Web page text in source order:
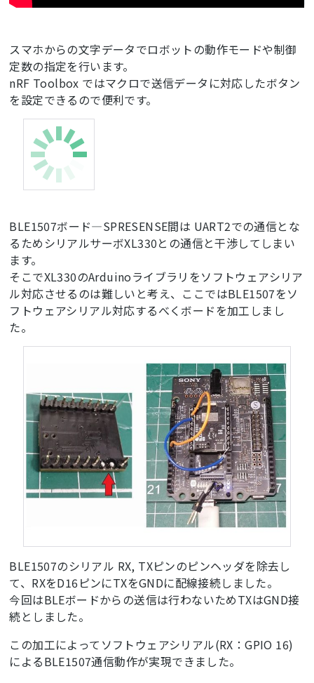
スマホからの文字データでロボットの動作モードや制御
定数の指定を行います。
nRF Toolbox ではマクロで送信データに対応したボタン
を設定できるので便利です。
BLE1507ボード―SPRESENSE間は UART2での通信とな
るためシリアルサーボXL330との通信と干渉してしまい
ます。
そこでXL330のArduinoライブラリをソフトウェアシリア
ル対応させるのは難しいと考え、ここではBLE1507をソ
フトウェアシリアル対応するべくボードを加工しまし
た。
BLE1507のシリアル RX, TXピンのピンヘッダを除去し
て、RXをD16ピンにTXをGNDに配線接続しました。
今回はBLEボードからの送信は行わないためTXはGND接
続としました。
この加工によってソフトウェアシリアル(RX：GPIO 16)
によるBLE1507通信動作が実現できました。